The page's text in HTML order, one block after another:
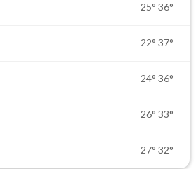
25° 36°
22° 37°
24° 36°
26° 33°
27° 32°